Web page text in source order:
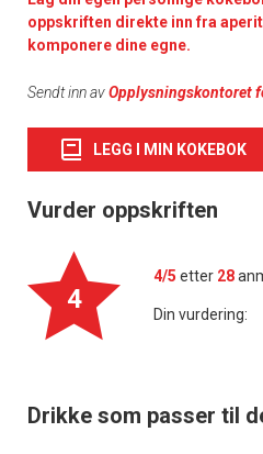
oppskriften direkte inn fra
komponere dine egne.
Sendt inn avOpplysningskontoret
LEGG I MIN KOKEBOK
Vurder oppskriften
4
4/5 etter 28
Din vurdering:
Drikke som passer til